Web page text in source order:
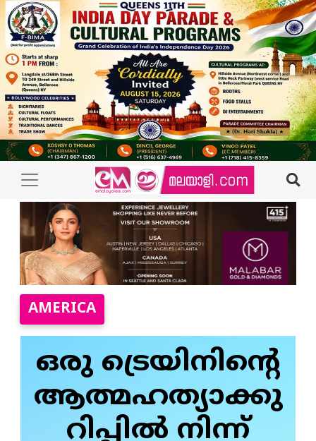
AMERICA
ഒരു ട്രെയിനിന്റെ
ആത്മഹത്യാക്കു
റിപ്പില്‍ നിന്ന്